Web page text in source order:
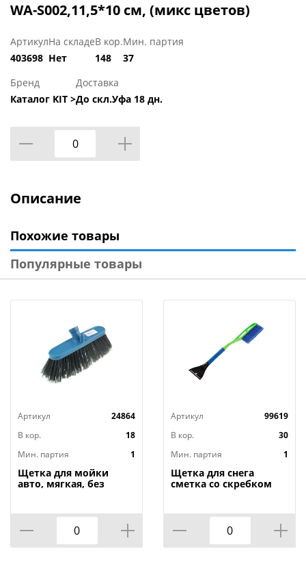
WA-S002,11,5*10 см, (микс цветов)
Артикул
403698
На складе
Нет
В кор.
148
Мин. партия
37
Бренд
Каталог KIT >
Доставка
До скл.Уфа 18 дн.
Описание
Похожие товары
Популярные товары
Артикул
24864
В кор.
18
Мин. партия
1
Щетка для мойки
авто, мягкая, без
1/18
Артикул
99619
В кор.
30
Мин. партия
1
Щетка для снега
сметка со скребком